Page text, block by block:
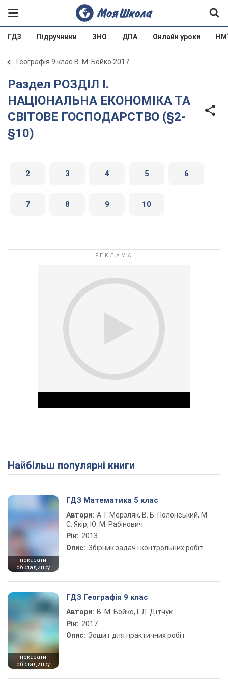
ГДЗ Підручники ЗНО ДПА Онлайн уроки
Географія 9 клас В. М. Бойко 2017
Раздел РОЗДІЛ І.
НАЦІОНАЛЬНА ЕКОНОМІКА ТА
СВІТОВЕ ГОСПОДАРСТВО (§2-
§10)
2 3 4 5 6
7 8 9 10
Play Video
Найбільш популярні книги
показати
обкладинку
ГДЗ Математика 5 клас
Автори: А. Г. Мерзляк, В. Б. Полонський, М.
С. Якір, Ю. М. Рабінович
Рік: 2013
Опис: Збірник задач і контрольних робіт
показати
обкладинку
ГДЗ Географія 9 клас
Автори: В. М. Бойко, І. Л. Дітчук
Рік: 2017
Опис: Зошит для практичних робіт